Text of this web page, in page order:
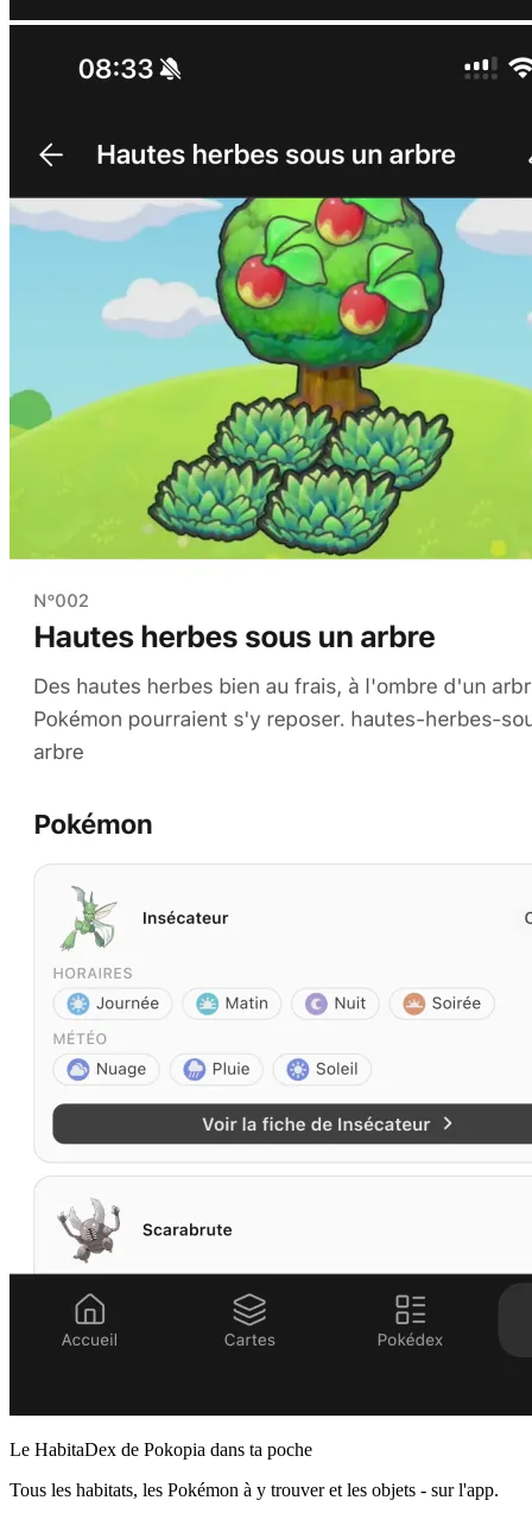
Le HabitaDex de Pokopia dans ta poche
Tous les habitats, les Pokémon à y trouver et les objets - sur l'app.